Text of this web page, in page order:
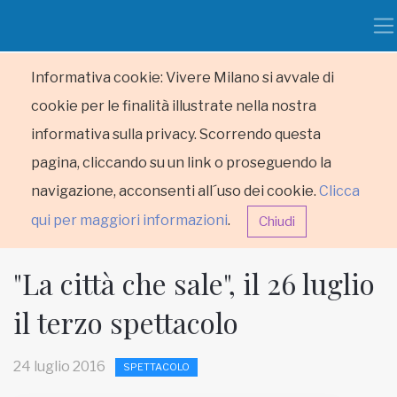
Informativa cookie: Vivere Milano si avvale di
cookie per le finalità illustrate nella nostra
informativa sulla privacy. Scorrendo questa
pagina, cliccando su un link o proseguendo la
navigazione, acconsenti all´uso dei cookie. Clicca
qui per maggiori informazioni. Chiudi
HOME
"La città che sale", il 26 luglio
il terzo spettacolo
24 luglio 2016 SPETTACOLO